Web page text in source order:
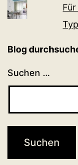
Blog
Suchen …